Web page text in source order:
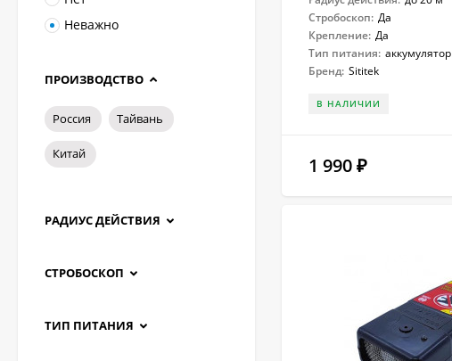
Стробоскоп: Да
Крепление: Да
Тип питания: аккумулятор
Бренд: Sititek
В НАЛИЧИИ
1 990 ₽
Неважно
ПРОИЗВОДСТВО
Россия Тайвань
Китай
РАДИУС ДЕЙСТВИЯ
СТРОБОСКОП
ТИП ПИТАНИЯ